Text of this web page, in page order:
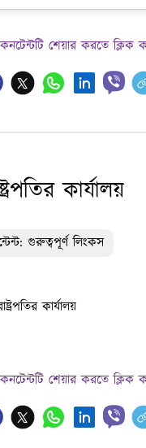
শেয়ার করতে ক্লিক
কার্যালয়
গুরুত্বপূর্ণ লিংকস
কার্যালয়
শেয়ার করতে ক্লিক